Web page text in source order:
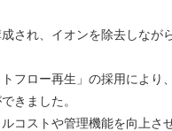
され、イオンを除去しな
フロー再生」の採用によ
きました。
コストや管理機能を向上